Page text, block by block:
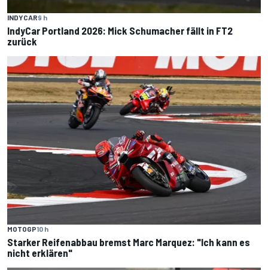
INDYCAR9 h
IndyCar Portland 2026: Mick Schumacher fällt in FT2
zurück
MOTOGP10 h
Starker Reifenabbau bremst Marc Marquez: "Ich kann es
nicht erklären"